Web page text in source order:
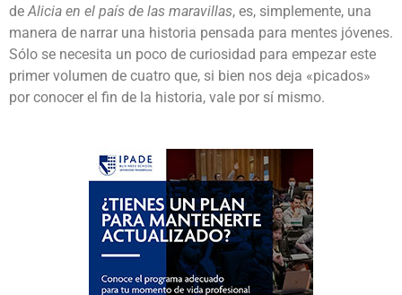
deAlicia en el país de las maravillas, es, simplemente, una
manera de narrar una historia pensada para mentes jóvenes.
Sólo se necesita un poco de curiosidad para empezar este
primer volumen de cuatro que, si bien nos deja «picados»
por conocer el fin de la historia, vale por sí mismo.